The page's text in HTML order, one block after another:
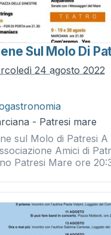
Sul Molo Di
24 agosto 2022
- Patresi mare
sul Molo di Patresi
Amici di
Patresi Mare ore